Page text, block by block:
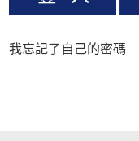
我忘記了自己的密碼